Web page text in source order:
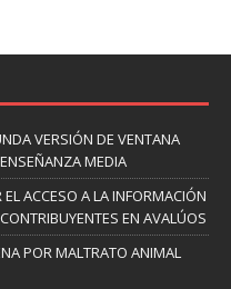
VERSIÓN DE VENTANA
MEDIA
ACCESO A LA INFORMACIÓN
EN AVALÚOS
POR MALTRATO ANIMAL